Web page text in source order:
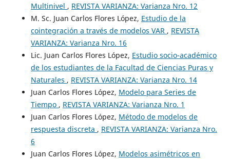
Multinivel , REVISTA VARIANZA: Varianza Nro. 12
M. Sc. Juan Carlos Flores López, Estudio de la
cointegración a través de modelos VAR , REVISTA
VARIANZA: Varianza Nro. 16
Lic. Juan Carlos Flores López, Estudio socio-académico
de los estudiantes de la Facultad de Ciencias Puras y
Naturales , REVISTA VARIANZA: Varianza Nro. 14
Juan Carlos Flores López, Modelo para Series de
Tiempo , REVISTA VARIANZA: Varianza Nro. 1
Juan Carlos Flores López, Método de modelos de
respuesta discreta , REVISTA VARIANZA: Varianza Nro.
6
Juan Carlos Flores López, Modelos asimétricos en